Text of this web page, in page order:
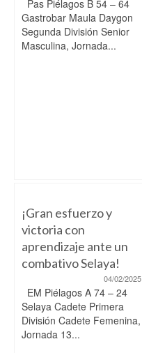
Pas Piélagos B 54 – 64
Gastrobar Maula Daygon
Segunda División Senior
Masculina, Jornada...
¡Gran esfuerzo y
victoria con
aprendizaje ante un
combativo Selaya!
04/02/2025
EM Piélagos A 74 – 24
Selaya Cadete Primera
División Cadete Femenina,
Jornada 13...